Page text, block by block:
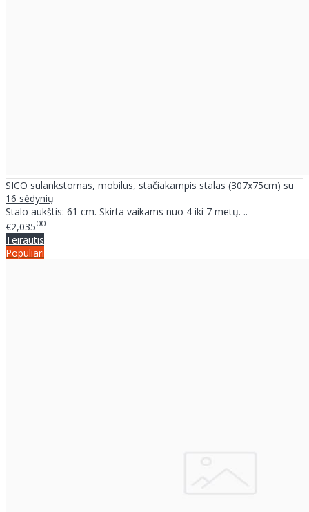
SICO sulankstomas, mobilus, stačiakampis stalas (307x75cm) su
16 sėdynių
Stalo aukštis: 61 cm. Skirta vaikams nuo 4 iki 7 metų. ..
€2,03500
Teirautis
Populiari